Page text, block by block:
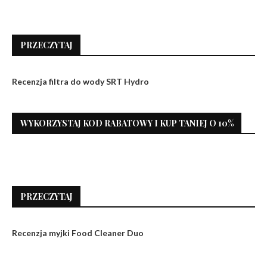
PRZECZYTAJ
Recenzja filtra do wody SRT Hydro
WYKORZYSTAJ KOD RABATOWY I KUP TANIEJ O 10%
PRZECZYTAJ
Recenzja myjki Food Cleaner Duo